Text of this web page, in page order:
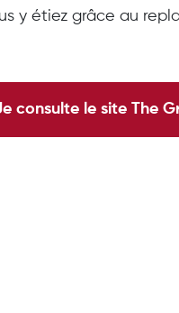
y étiez grâce au
consulte le site The